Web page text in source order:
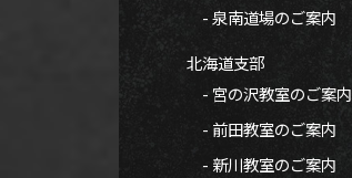
- 泉南道場のご案内
北海道支部
- 宮の沢教室のご案内
- 前田教室のご案内
- 新川教室のご案内